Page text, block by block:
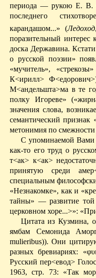
периода — рукою Е. В.
последнего
карандашом...» (Ледоход
поразительный
доска Державина.
о русской поэзии»
«мучитель»,
К<ирилл>Ф<едорович
М<андельшта>ма в те
полку Игореве»
значения слова,
семантический
метонимия по смежности
С упоминаемой Вами
как-то его труд о
т<ак> к<ак>
принятую среди амер
специальным
«Незнакомке», как и
тайны» — развитие
церковном хоре...>»:
Цитата из Кузмина,
ямбам Семонида
mulieribus)). Они
разныхбревиариях: «
Русский пер<евод>
1963, стр. 73: «Так